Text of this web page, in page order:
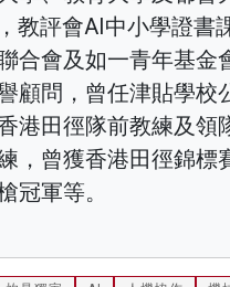
，教評會AI中小學證書
合會及如一青年基金
顧問，曾任津貼學校
港田徑隊前教練及領
，曾獲香港田徑錦標
冠軍等。